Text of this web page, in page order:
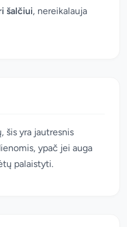
šalčiui, nereikalauja
šis yra jautresnis
ypač jei auga
palaistyti.